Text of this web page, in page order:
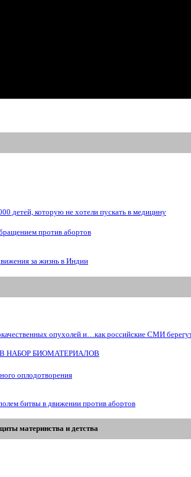
которую не хотели пускать в медицину
против абортов
за жизнь в Индии
опухолей и…как российские СМИ
НАБОР БИОМАТЕРИАЛОВ
оплодотворения
битвы в движении против абортов
материнства и детства